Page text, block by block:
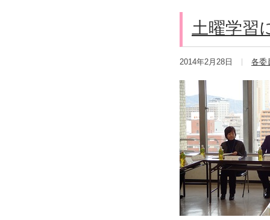
土曜学
2014年2月28日 各委